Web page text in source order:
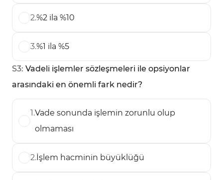
2.%2 ila %10
3.%1 ila %5
S3: Vadeli işlemler sözleşmeleri ile opsiyonlar
arasındaki en önemli fark nedir?
1.Vade sonunda işlemin zorunlu olup
olmaması
2.İşlem hacminin büyüklüğü